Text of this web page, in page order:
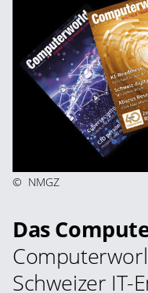
© NMGZ
Das
Schweizer IT-